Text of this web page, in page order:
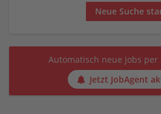
Neue Suche
Automatisch neue Jobs
Jetzt JobAgent